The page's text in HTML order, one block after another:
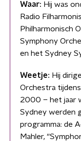
Waar: Hij was
Radio
Philharmonisch
Symphony
en het Sydney
Weetje: Hij
Orchestra
2000 – het jaar
Sydney werden
programma: de
Mahler,